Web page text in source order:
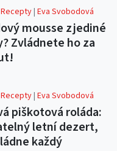
Recepty|Eva Svobodová
mousse z jediné
Zvládnete ho za
Recepty|Eva Svobodová
piškotová roláda:
letní dezert,
každý